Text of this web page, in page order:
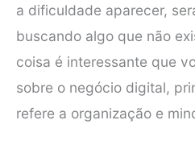
a dificuldade aparecer,
buscando algo que não
coisa é interessante que
sobre o negócio digital,
refere a organização e